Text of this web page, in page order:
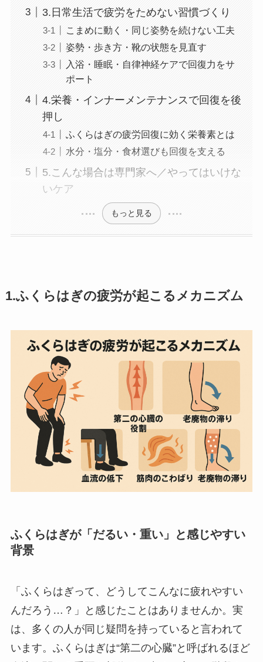
3.日常生活で疲労をためない習慣づくり
こまめに動く・同じ姿勢を続けない工夫
姿勢・歩き方・靴の状態を見直す
入浴・睡眠・自律神経ケアで回復力をサ
ポート
4.栄養・インナーメンテナンスで回復を後
押し
ふくらはぎの疲労回復に効く栄養素とは
水分・塩分・食材選びも回復を支える
5.こんな場合は専門家へ／やってはいけな
いケア
もっと見る
1.ふくらはぎの疲労が起こるメカニズム
ふくらはぎが「だるい・重い」と感じやすい
背景
「ふくらはぎって、どうしてこんなに疲れやすい
んだろう…？」と感じたことはありませんか。実
は、多くの人が同じ疑問を持っていると言われて
います。ふくらはぎは“第二の心臓”と呼ばれるほど